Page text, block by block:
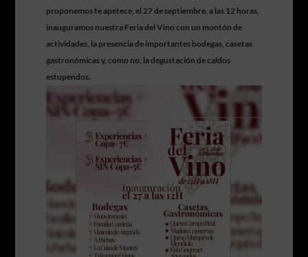
proponemos te apetece, el 27 de septiembre, a las 12 horas,
inauguramos nuestra Feria del Vino con un montón de
actividades, la presencia de importantes bodegas, casetas
gastronómicas y, como no, la degustación de caldos
estupendos.